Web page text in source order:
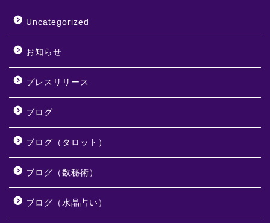
Uncategorized
お知らせ
プレスリリース
ブログ
ブログ（タロット）
ブログ（数秘術）
ブログ（水晶占い）